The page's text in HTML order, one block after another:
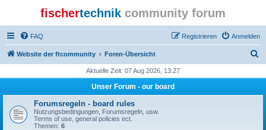
fischertechnik community forum
FAQ Anmelden
Registrieren
Website der ftcommunity Foren-Übersicht
h
Aktuelle Zeit: 07 Aug 2026, 13:27
Unser Forum - our board
Forumsregeln - board rules
Nutzungsbedingungen, Forumsregeln, usw.
Terms of use, general policies ect.
Themen: 6